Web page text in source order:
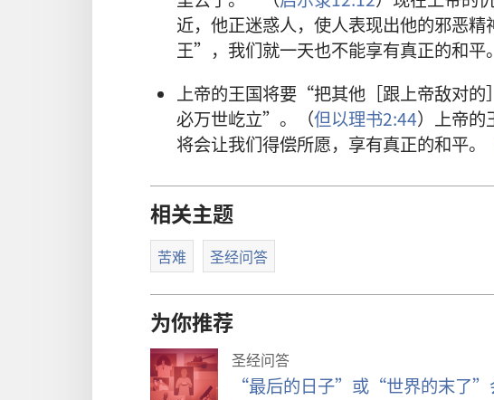
近，他正迷惑人，使人表现出他的邪恶
王”，我们就一天也不能享有真正的和平
上帝的王国将要“把其他［跟上帝敌对
必万世屹立”。（但以理书2:44）上帝
将会让我们得偿所愿，享有真正的和平。
相关主题
苦难 圣经问答
为你推荐
圣经问答
“最后的日子”或“世界的末了”